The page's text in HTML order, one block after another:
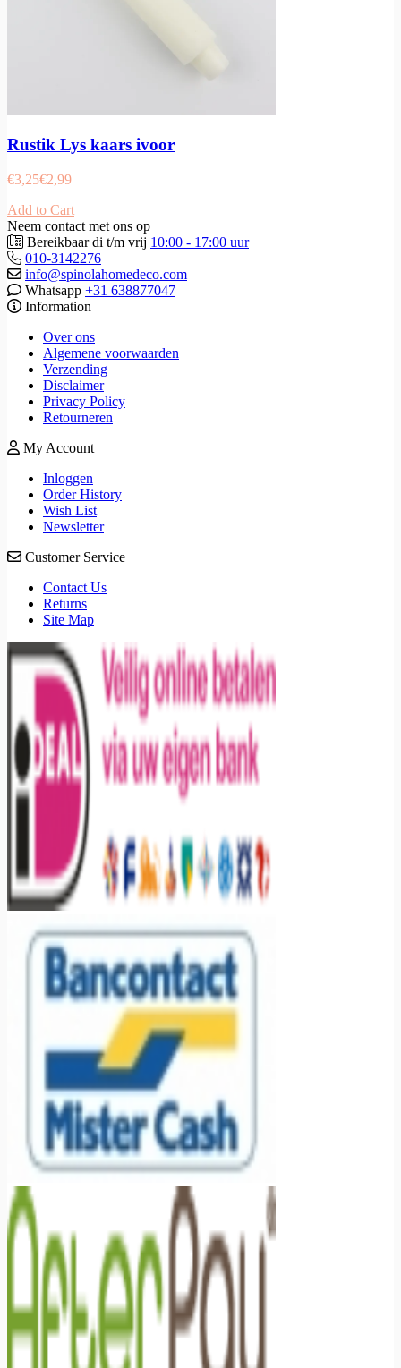
Rustik Lys kaars ivoor
€3,25€2,99
Add to Cart
Neem contact met ons op
Bereikbaar di t/m vrij 10:00 - 17:00 uur
010-3142276
info@spinolahomedeco.com
Whatsapp +31 638877047
Information
Over ons
Algemene voorwaarden
Verzending
Disclaimer
Privacy Policy
Retourneren
My Account
Inloggen
Order History
Wish List
Newsletter
Customer Service
Contact Us
Returns
Site Map